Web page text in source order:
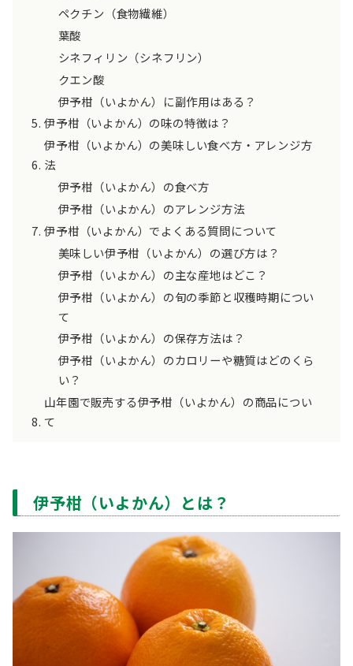
ペクチン（食物繊維）
葉酸
シネフィリン（シネフリン）
クエン酸
伊予柑（いよかん）に副作用はある？
伊予柑（いよかん）の味の特徴は？
伊予柑（いよかん）の美味しい食べ方・アレンジ方
法
伊予柑（いよかん）の食べ方
伊予柑（いよかん）のアレンジ方法
伊予柑（いよかん）でよくある質問について
美味しい伊予柑（いよかん）の選び方は？
伊予柑（いよかん）の主な産地はどこ？
伊予柑（いよかん）の旬の季節と収穫時期につい
て
伊予柑（いよかん）の保存方法は？
伊予柑（いよかん）のカロリーや糖質はどのくら
い？
山年園で販売する伊予柑（いよかん）の商品につい
て
伊予柑（いよかん）とは？